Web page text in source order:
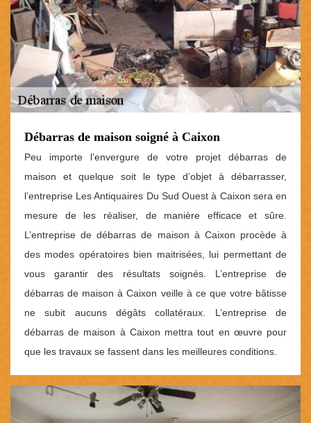
Débarras de maison soigné à Caixon
Peu importe l’envergure de votre projet débarras de
maison et quelque soit le type d’objet à débarrasser,
l’entreprise Les Antiquaires Du Sud Ouest à Caixon sera en
mesure de les réaliser, de manière efficace et sûre.
L’entreprise de débarras de maison à Caixon procède à
des modes opératoires bien maitrisées, lui permettant de
vous garantir des résultats soignés. L’entreprise de
débarras de maison à Caixon veille à ce que votre bâtisse
ne subit aucuns dégâts collatéraux. L’entreprise de
débarras de maison à Caixon mettra tout en œuvre pour
que les travaux se fassent dans les meilleures conditions.